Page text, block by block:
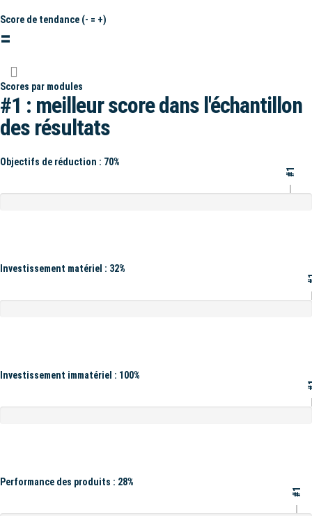
Score de tendance (- = +)
=
Scores par modules
#1 : meilleur score dans l'échantillon
des résultats
Objectifs de réduction : 70%
#1
Investissement matériel : 32%
Investissement immatériel : 100%
Performance des produits : 28%
#1